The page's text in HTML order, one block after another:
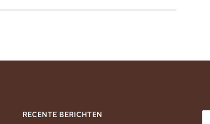
RECENTE BERICHTEN